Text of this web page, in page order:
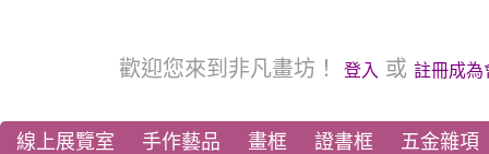
歡迎您來到非凡畫坊！ 登入 或 註冊成為
線上展覽室 手作藝品 畫框 證書框 五金雜項